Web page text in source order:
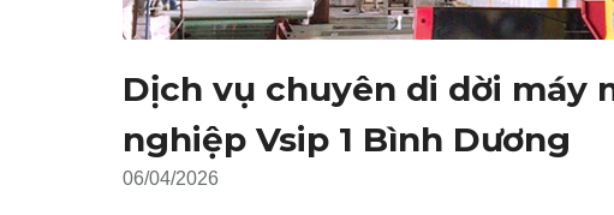
Dịch vụ chuyên di dời máy
nghiệp Vsip 1 Bình Dương
06/04/2026